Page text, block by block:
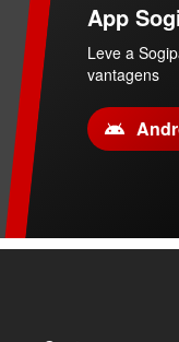
App
Leve a
vantagens
M